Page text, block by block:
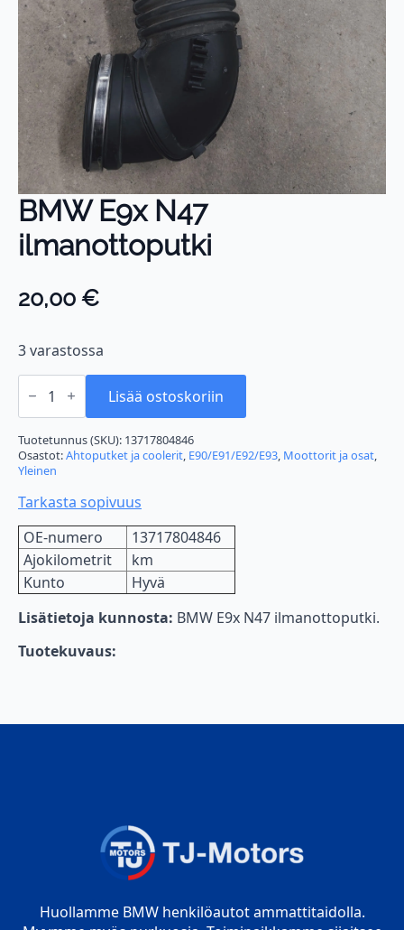
BMW E9x N47
ilmanottoputki
20,00 €
3 varastossa
BMW
E9x
ilmanottoputki
määrä
Lisää ostoskoriin
Tuotetunnus (SKU): 13717804846
Osastot:Ahtoputket ja coolerit, E90/E91/E92/E93, Moottorit ja osat,
Yleinen
Tarkasta sopivuus
OE-numero
13717804846
Ajokilometrit
km
Kunto
Hyvä
Lisätietoja kunnosta: BMW E9x N47 ilmanottoputki.
Tuotekuvaus:
Huollamme BMW henkilöautot ammattitaidolla.